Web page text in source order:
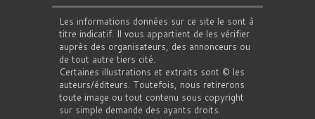
Les informations données sur ce site le sont à
titre indicatif. Il vous appartient de les vérifier
auprès des organisateurs, des annonceurs ou
de tout autre tiers cité.
Certaines illustrations et extraits sont © les
auteurs/éditeurs. Toutefois, nous retirerons
toute image ou tout contenu sous copyright
sur simple demande des ayants droits.